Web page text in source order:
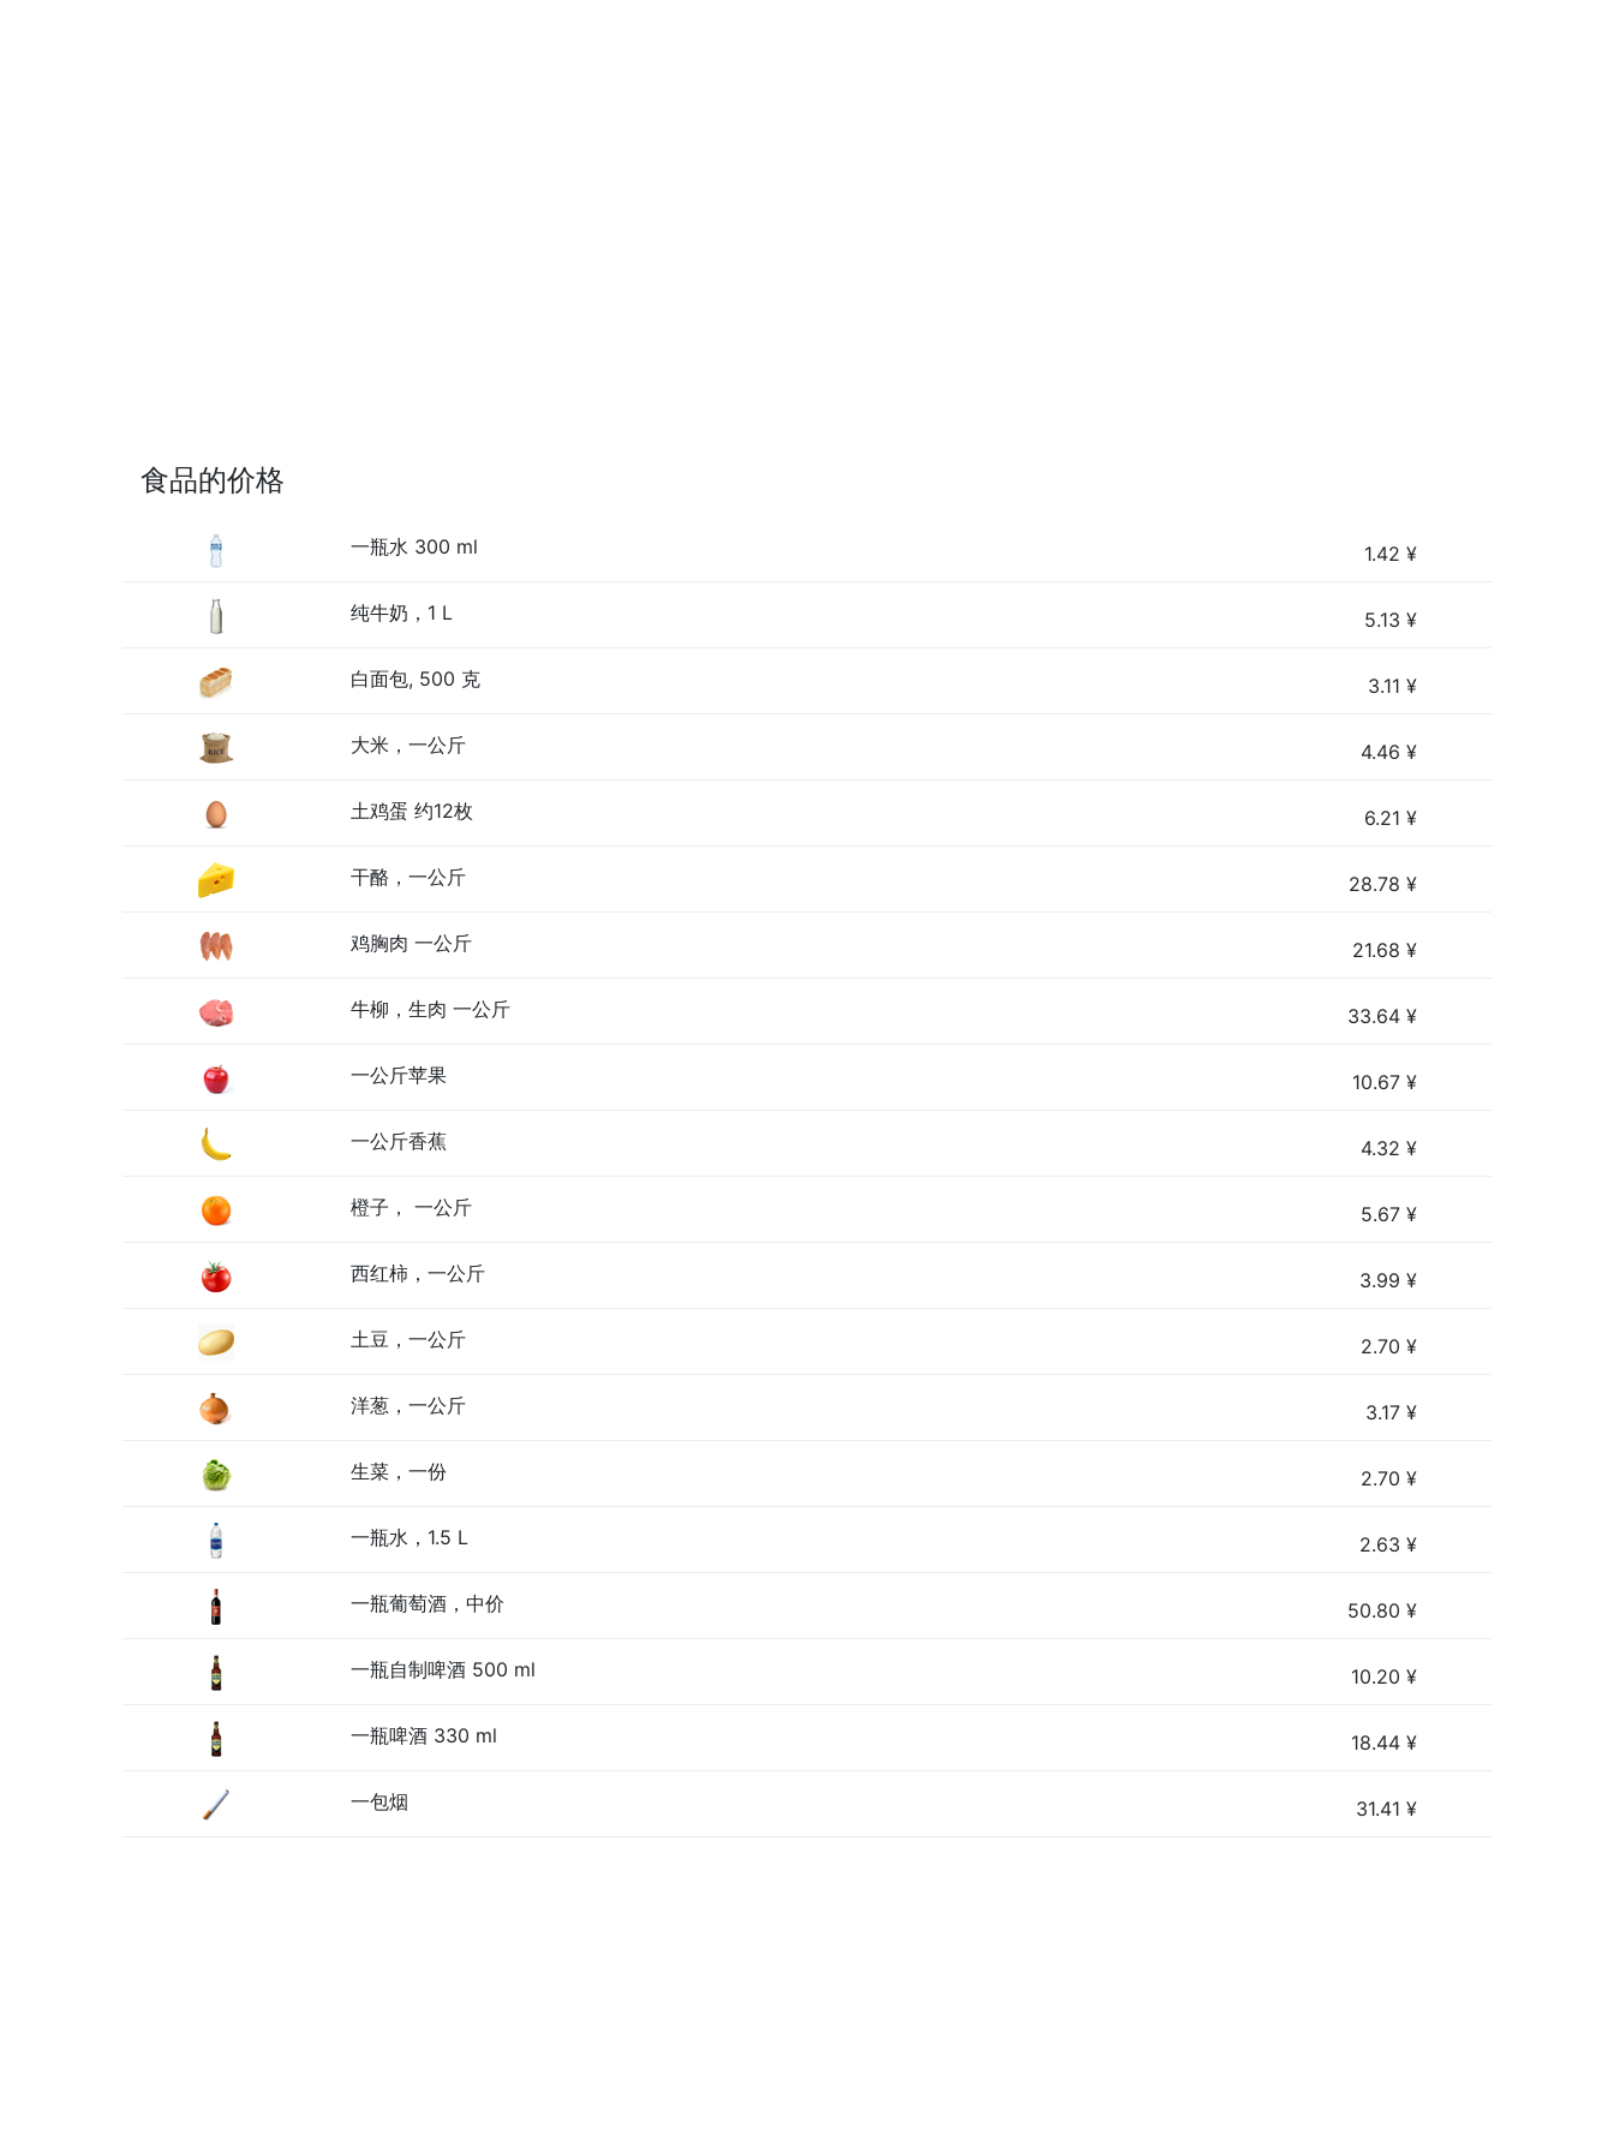
食品的价格
一瓶水 300 ml 1.42 ¥
纯牛奶，1 L 5.13 ¥
白面包, 500 克 3.11 ¥
大米，一公斤 4.46 ¥
土鸡蛋 约12枚 6.21 ¥
干酪，一公斤 28.78 ¥
鸡胸肉 一公斤 21.68 ¥
牛柳，生肉 一公斤 33.64 ¥
一公斤苹果 10.67 ¥
一公斤香蕉 4.32 ¥
橙子， 一公斤 5.67 ¥
西红柿，一公斤 3.99 ¥
土豆，一公斤 2.70 ¥
洋葱，一公斤 3.17 ¥
生菜，一份 2.70 ¥
一瓶水，1.5 L 2.63 ¥
一瓶葡萄酒，中价 50.80 ¥
一瓶自制啤酒 500 ml 10.20 ¥
一瓶啤酒 330 ml 18.44 ¥
一包烟 31.41 ¥